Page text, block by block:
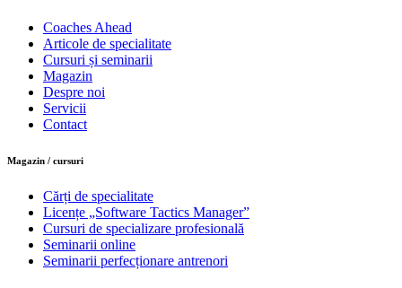
Coaches Ahead
Articole de specialitate
Cursuri și seminarii
Magazin
Despre noi
Servicii
Contact
Magazin / cursuri
Cărți de specialitate
Licențe „Software Tactics Manager”
Cursuri de specializare profesională
Seminarii online
Seminarii perfecționare antrenori